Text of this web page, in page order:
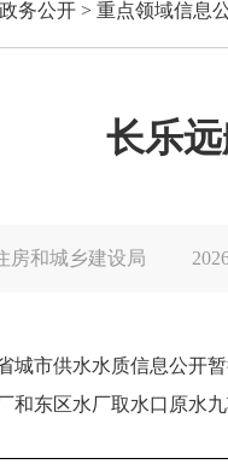
政务公开 > 重点领域信息
长乐
房和城乡建设局
市供水水质信息公开暂
和东区水厂取水口原水